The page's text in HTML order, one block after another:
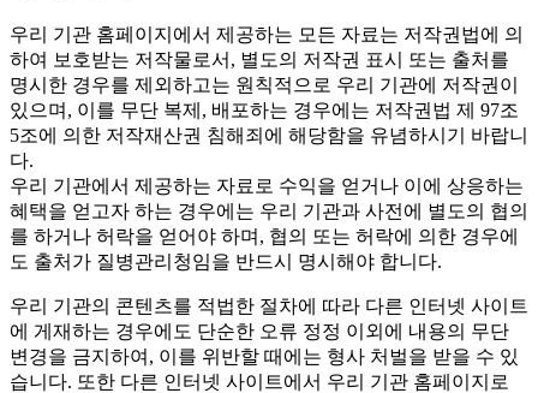
우리 기관 홈페이지에서 제공하는 모든 자료는 저작권법에 의
하여 보호받는 저작물로서, 별도의 저작권 표시 또는 출처를
명시한 경우를 제외하고는 원칙적으로 우리 기관에 저작권이
있으며, 이를 무단 복제, 배포하는 경우에는 저작권법 제 97조
5조에 의한 저작재산권 침해죄에 해당함을 유념하시기 바랍니
다.
우리 기관에서 제공하는 자료로 수익을 얻거나 이에 상응하는
혜택을 얻고자 하는 경우에는 우리 기관과 사전에 별도의 협의
를 하거나 허락을 얻어야 하며, 협의 또는 허락에 의한 경우에
도 출처가 질병관리청임을 반드시 명시해야 합니다.
우리 기관의 콘텐츠를 적법한 절차에 따라 다른 인터넷 사이트
에 게재하는 경우에도 단순한 오류 정정 이외에 내용의 무단
변경을 금지하여, 이를 위반할 때에는 형사 처벌을 받을 수 있
습니다. 또한 다른 인터넷 사이트에서 우리 기관 홈페이지로